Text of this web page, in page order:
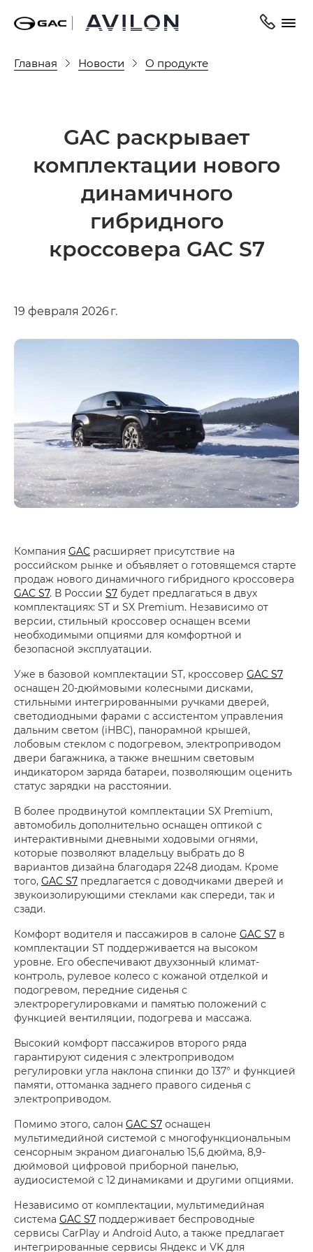
Главная Новости О продукте
GAC раскрывает
комплектации нового
динамичного
гибридного
кроссовера GAC S7
19 февраля 2026 г.
Компания GAC расширяет присутствие на
российском рынке и объявляет о готовящемся старте
продаж нового динамичного гибридного кроссовера
GAC S7. В России S7 будет предлагаться в двух
комплектациях: ST и SX Premium. Независимо от
версии, стильный кроссовер оснащен всеми
необходимыми опциями для комфортной и
безопасной эксплуатации.
Уже в базовой комплектации ST, кроссовер GAC S7
оснащен 20-дюймовыми колесными дисками,
стильными интегрированными ручками дверей,
светодиодными фарами с ассистентом управления
дальним светом (iHBC), панорамной крышей,
лобовым стеклом с подогревом, электроприводом
двери багажника, а также внешним световым
индикатором заряда батареи, позволяющим оценить
статус зарядки на расстоянии.
В более продвинутой комплектации SX Premium,
автомобиль дополнительно оснащен оптикой с
интерактивными дневными ходовыми огнями,
которые позволяют владельцу выбрать до 8
вариантов дизайна благодаря 2248 диодам. Кроме
того, GAC S7 предлагается с доводчиками дверей и
звукоизолирующими стеклами как спереди, так и
сзади.
Комфорт водителя и пассажиров в салоне GAC S7 в
комплектации ST поддерживается на высоком
уровне. Его обеспечивают двухзонный климат-
контроль, рулевое колесо с кожаной отделкой и
подогревом, передние сиденья с
электрорегулировками и памятью положений с
функцией вентиляции, подогрева и массажа.
Высокий комфорт пассажиров второго ряда
гарантируют сидения с электроприводом
регулировки угла наклона спинки до 137° и функцией
памяти, оттоманка заднего правого сиденья с
электроприводом.
Помимо этого, салон GAC S7 оснащен
мультимедийной системой с многофункциональным
сенсорным экраном диагональю 15,6 дюйма, 8,9-
дюймовой цифровой приборной панелью,
аудиосистемой с 12 динамиками и другими опциями.
Независимо от комплектации, мультимедийная
система GAC S7 поддерживает беспроводные
сервисы CarPlay и Android Auto, а также предлагает
интегрированные сервисы Яндекс и VK для